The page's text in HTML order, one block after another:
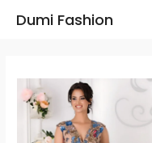
Dumi Fashion